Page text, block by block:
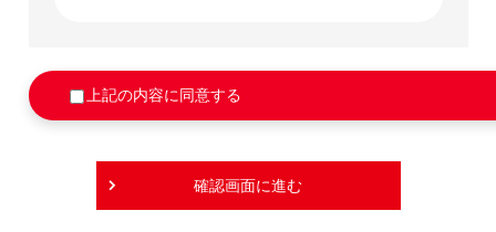
上記の内容に同意する